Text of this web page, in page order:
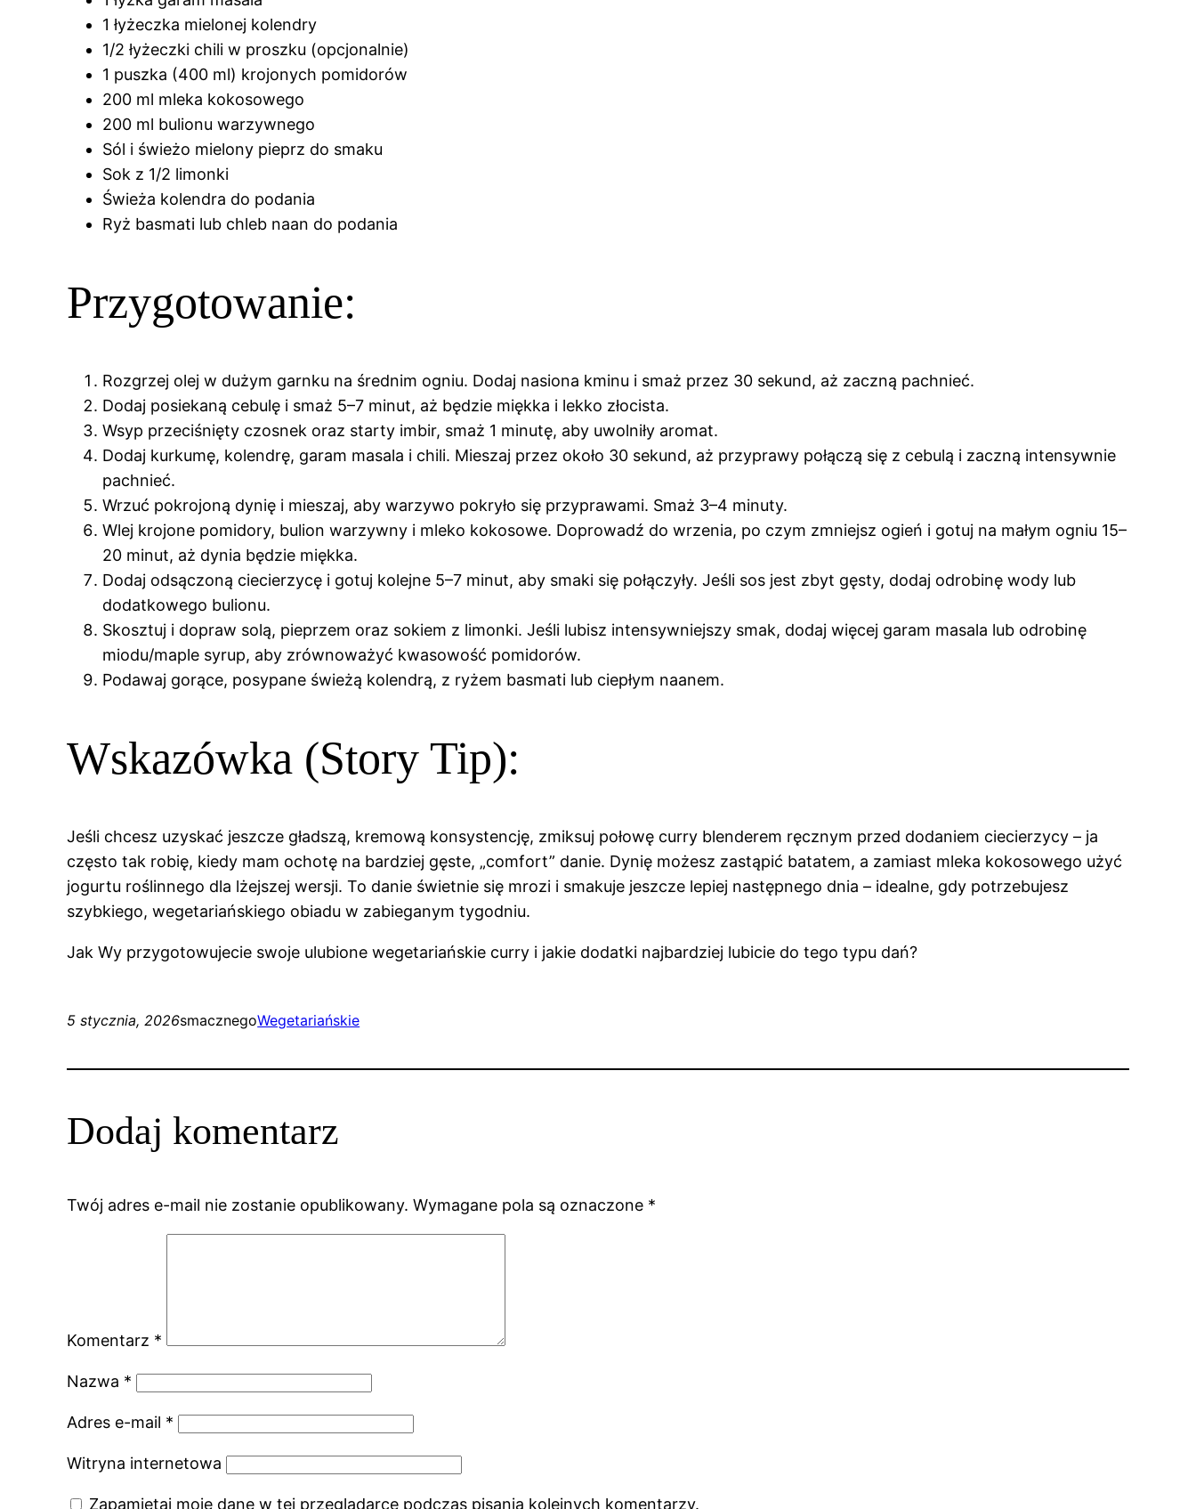
1 łyżeczka mielonej kolendry
1/2 łyżeczki chili w proszku (opcjonalnie)
1 puszka (400 ml) krojonych pomidorów
200 ml mleka kokosowego
200 ml bulionu warzywnego
Sól i świeżo mielony pieprz do smaku
Sok z 1/2 limonki
Świeża kolendra do podania
Ryż basmati lub chleb naan do podania
Przygotowanie:
Rozgrzej olej w dużym garnku na średnim ogniu. Dodaj nasiona kminu i smaż przez 30 sekund, aż zaczną pachnieć.
Dodaj posiekaną cebulę i smaż 5–7 minut, aż będzie miękka i lekko złocista.
Wsyp przeciśnięty czosnek oraz starty imbir, smaż 1 minutę, aby uwolniły aromat.
Dodaj kurkumę, kolendrę, garam masala i chili. Mieszaj przez około 30 sekund, aż przyprawy połączą się z cebulą i zaczną intensywnie
pachnieć.
Wrzuć pokrojoną dynię i mieszaj, aby warzywo pokryło się przyprawami. Smaż 3–4 minuty.
Wlej krojone pomidory, bulion warzywny i mleko kokosowe. Doprowadź do wrzenia, po czym zmniejsz ogień i gotuj na małym ogniu 15–
20 minut, aż dynia będzie miękka.
Dodaj odsączoną ciecierzycę i gotuj kolejne 5–7 minut, aby smaki się połączyły. Jeśli sos jest zbyt gęsty, dodaj odrobinę wody lub
dodatkowego bulionu.
Skosztuj i dopraw solą, pieprzem oraz sokiem z limonki. Jeśli lubisz intensywniejszy smak, dodaj więcej garam masala lub odrobinę
miodu/maple syrup, aby zrównoważyć kwasowość pomidorów.
Podawaj gorące, posypane świeżą kolendrą, z ryżem basmati lub ciepłym naanem.
Wskazówka (Story Tip):
Jeśli chcesz uzyskać jeszcze gładszą, kremową konsystencję, zmiksuj połowę curry blenderem ręcznym przed dodaniem ciecierzycy – ja
często tak robię, kiedy mam ochotę na bardziej gęste, „comfort” danie. Dynię możesz zastąpić batatem, a zamiast mleka kokosowego użyć
jogurtu roślinnego dla lżejszej wersji. To danie świetnie się mrozi i smakuje jeszcze lepiej następnego dnia – idealne, gdy potrzebujesz
szybkiego, wegetariańskiego obiadu w zabieganym tygodniu.
Jak Wy przygotowujecie swoje ulubione wegetariańskie curry i jakie dodatki najbardziej lubicie do tego typu dań?
5 stycznia, 2026smacznegoWegetariańskie
Dodaj komentarz
Twój adres e-mail nie zostanie opublikowany. Wymagane pola są oznaczone *
Komentarz *
Nazwa *
Adres e-mail *
Witryna internetowa
Zapamiętaj moje dane w tej przeglądarce podczas pisania kolejnych komentarzy.